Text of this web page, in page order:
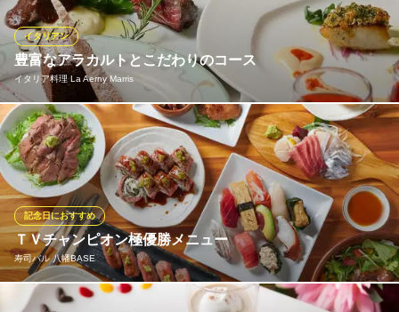
豊富なアラカルトとこだわりのコース
イタリア料理 La Aerny Marris
イタリアン
誕生日や記念日にはおすすめのアニバーサリーコースを。 普段使
いのディナーには、季節を取り入れた豊富な単品料理を厳選ワイ
ンやエール生ビールと☆ 他、常備コース料理は選べる３つの価格
で、楽しみ方は自由自在☆ 地域密着の老舗イタリアンを、どうぞ
ごゆっくりと味わっていってください♪
イタリア料理 La Aerny Marris
本八幡一軒家イタリアン
ＪＲ総武線本八幡駅 徒歩3分
千葉県市川市南八幡4-9-7
ＴＶチャンピオン極優勝メニュー
寿司バル 八幡BASE
記念日におすすめ